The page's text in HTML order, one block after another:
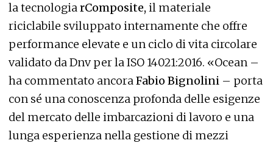
la tecnologiarComposite, il materiale
riciclabile sviluppato internamente che offre
performance elevate e un ciclo di vita circolare
validato da Dnv per la ISO 14021:2016. «Ocean –
ha commentato ancoraFabio Bignolini – porta
con sé una conoscenza profonda delle esigenze
del mercato delle imbarcazioni di lavoro e una
lunga esperienza nella gestione di mezzi